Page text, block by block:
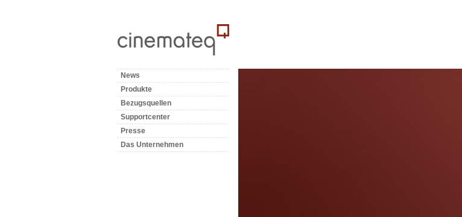
News
Produkte
Bezugsquellen
Supportcenter
Presse
Das Unternehmen